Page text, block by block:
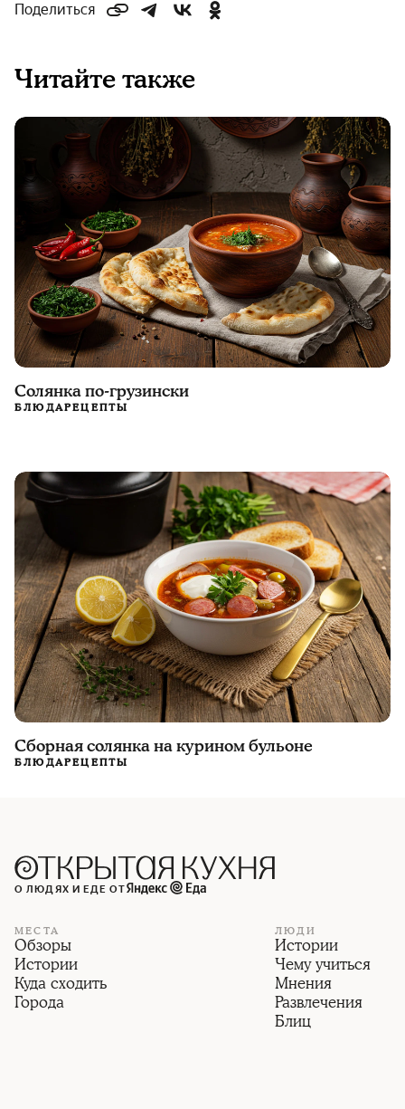
Поделиться
Читайте также
Солянка по-грузински
БЛЮДАРЕЦЕПТЫ
Сборная солянка на курином бульоне
БЛЮДАРЕЦЕПТЫ
О ЛЮДЯХ И ЕДЕ ОТ
МЕСТА
Обзоры
Истории
Куда сходить
Города
ЛЮДИ
Истории
Чему учиться
Мнения
Развлечения
Блиц